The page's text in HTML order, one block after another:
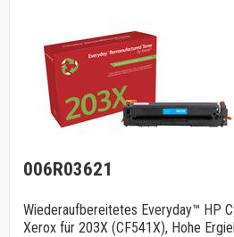
006R03621
Wiederaufbereitetes Everyday™ HP
Xerox für 203X (CF541X), Hohe